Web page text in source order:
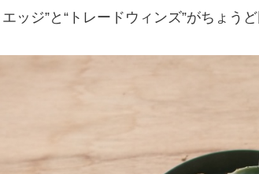
ッジ”と“トレードウィンズ”がちょう